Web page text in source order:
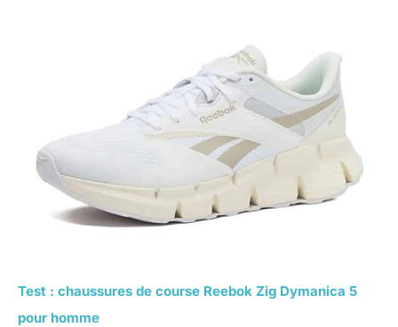
Test : chaussures de course Reebok Zig Dymanica 5
pour homme